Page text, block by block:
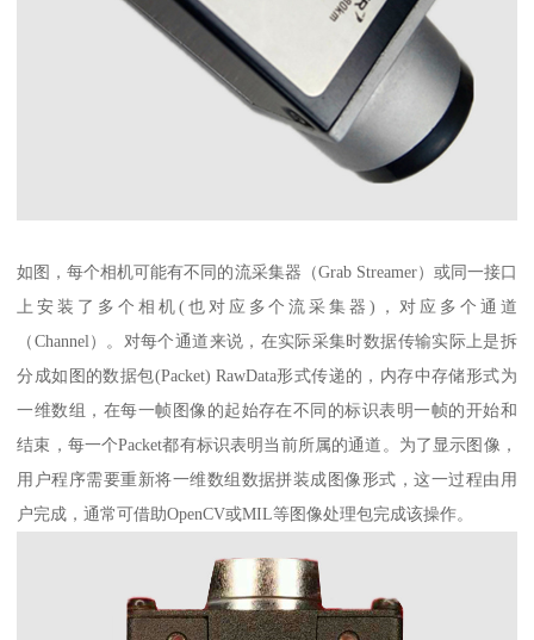
如图，每个相机可能有不同的流采集器（Grab Streamer）或同一接口
上安装了多个相机(也对应多个流采集器)，对应多个通道
（Channel）。对每个通道来说，在实际采集时数据传输实际上是拆
分成如图的数据包(Packet) RawData形式传递的，内存中存储形式为
一维数组，在每一帧图像的起始存在不同的标识表明一帧的开始和
结束，每一个Packet都有标识表明当前所属的通道。为了显示图像，
用户程序需要重新将一维数组数据拼装成图像形式，这一过程由用
户完成，通常可借助OpenCV或MIL等图像处理包完成该操作。